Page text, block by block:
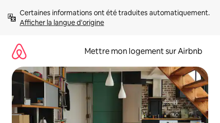
directement
Afficher la langue d'origine
Mettre mon logement sur Airbnb